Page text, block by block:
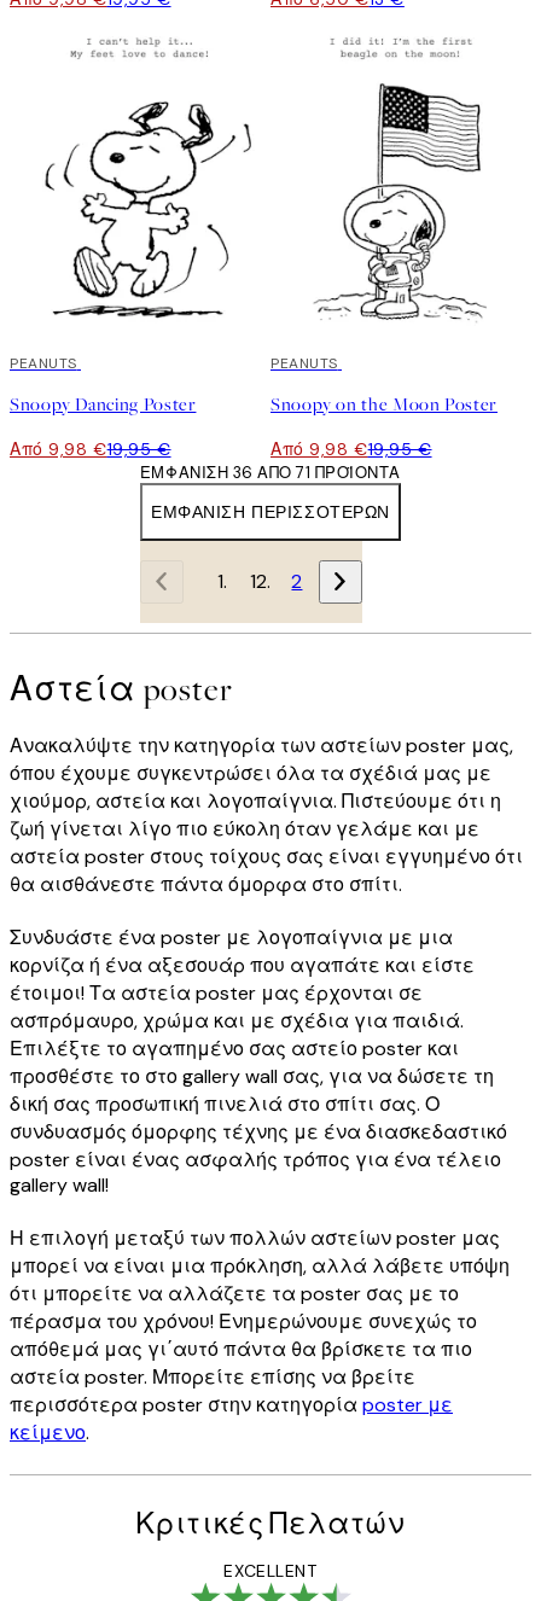
50%*
PEANUTS
Snoopy Dancing Poster
Από 9,98 €19,95 €
50%*
PEANUTS
Snoopy on the Moon Poster
Από 9,98 €19,95 €
ΕΜΦΆΝΙΣΗ ΠΕΡΙΣΣΌΤΕΡΩΝ
ΕΜΦΆΝΙΣΗ 36 ΑΠΌ 71 ΠΡΟΪΌΝΤΑ
1 2
Αστεία poster
Ανακαλύψτε την κατηγορία των αστείων poster μας,
όπου έχουμε συγκεντρώσει όλα τα σχέδιά μας με
χιούμορ, αστεία και λογοπαίγνια. Πιστεύουμε ότι η
ζωή γίνεται λίγο πιο εύκολη όταν γελάμε και με
αστεία poster στους τοίχους σας είναι εγγυημένο ότι
θα αισθάνεστε πάντα όμορφα στο σπίτι.
Συνδυάστε ένα poster με λογοπαίγνια με μια
κορνίζα ή ένα αξεσουάρ που αγαπάτε και είστε
έτοιμοι! Τα αστεία poster μας έρχονται σε
ασπρόμαυρο, χρώμα και με σχέδια για παιδιά.
Επιλέξτε το αγαπημένο σας αστείο poster και
προσθέστε το στο gallery wall σας, για να δώσετε τη
δική σας προσωπική πινελιά στο σπίτι σας. Ο
συνδυασμός όμορφης τέχνης με ένα διασκεδαστικό
poster είναι ένας ασφαλής τρόπος για ένα τέλειο
gallery wall!
Η επιλογή μεταξύ των πολλών αστείων poster μας
μπορεί να είναι μια πρόκληση, αλλά λάβετε υπόψη
ότι μπορείτε να αλλάζετε τα poster σας με το
πέρασμα του χρόνου! Ενημερώνουμε συνεχώς το
απόθεμά μας γι΄αυτό πάντα θα βρίσκετε τα πιο
αστεία poster. Μπορείτε επίσης να βρείτε
περισσότερα poster στην κατηγορία poster με
κείμενο.
Κριτικές Πελατών
EXCELLENT